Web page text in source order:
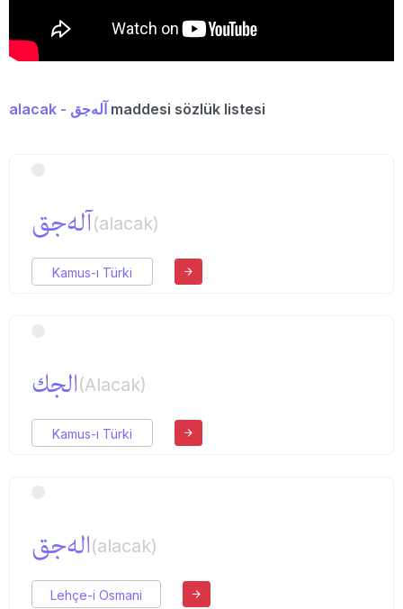
alacak - آله‌جق maddesi sözlük listesi
آله‌جق(alacak)
Kamus-ı Türki
الجك(Alacak)
Kamus-ı Türki
اله‌جق(alacak)
Lehçe-i Osmani